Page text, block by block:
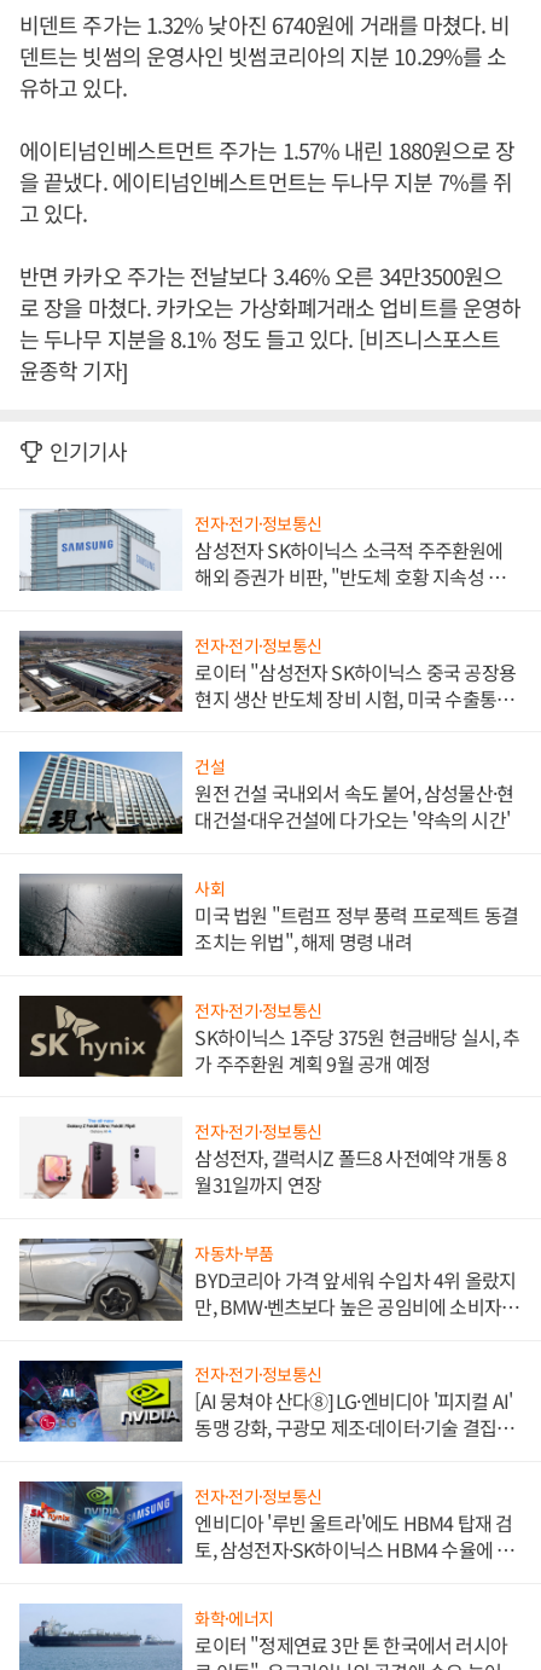
비덴트 주가는 1.32% 낮아진 6740원에 거래를 마쳤다. 비
덴트는 빗썸의 운영사인 빗썸코리아의 지분 10.29%를 소
유하고 있다.
에이티넘인베스트먼트 주가는 1.57% 내린 1880원으로 장
을 끝냈다. 에이티넘인베스트먼트는 두나무 지분 7%를 쥐
고 있다.
반면 카카오 주가는 전날보다 3.46% 오른 34만3500원으
로 장을 마쳤다. 카카오는 가상화폐거래소 업비트를 운영하
는 두나무 지분을 8.1% 정도 들고 있다. [비즈니스포스트
윤종학 기자]
인기기사
전자·전기·정보통신
삼성전자 SK하이닉스 소극적 주주환원에
해외 증권가 비판, "반도체 호황 지속성 의
전자·전기·정보통신
로이터 "삼성전자 SK하이닉스 중국 공장용
현지 생산 반도체 장비 시험, 미국 수출통제
건설
원전 건설 국내외서 속도 붙어, 삼성물산·현
대건설·대우건설에 다가오는 '약속의 시간'
사회
미국 법원 "트럼프 정부 풍력 프로젝트 동결
조치는 위법", 해제 명령 내려
전자·전기·정보통신
SK하이닉스 1주당 375원 현금배당 실시, 추
가 주주환원 계획 9월 공개 예정
전자·전기·정보통신
삼성전자, 갤럭시Z 폴드8 사전예약 개통 8
월31일까지 연장
자동차·부품
BYD코리아 가격 앞세워 수입차 4위 올랐지
만, BMW·벤츠보다 높은 공임비에 소비자
전자·전기·정보통신
[AI 뭉쳐야 산다⑧] LG·엔비디아 '피지컬 AI'
동맹 강화, 구광모 제조·데이터·기술 결집
전자·전기·정보통신
엔비디아 '루빈 울트라'에도 HBM4 탑재 검
토, 삼성전자·SK하이닉스 HBM4 수율에 주
화학·에너지
로이터 "정제연료 3만 톤 한국에서 러시아